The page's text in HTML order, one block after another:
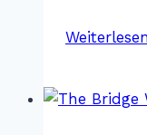
Weiterlesen